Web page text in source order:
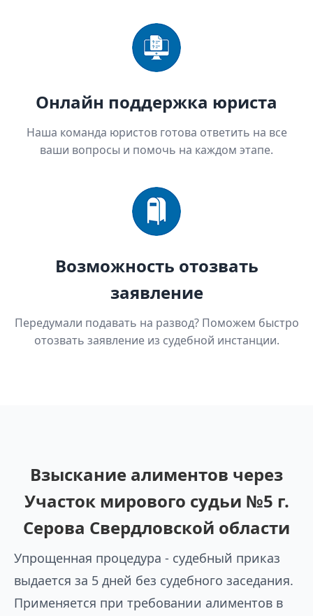
Онлайн поддержка юриста
Наша команда юристов готова ответить на все
ваши вопросы и помочь на каждом этапе.
Возможность отозвать
заявление
Передумали подавать на развод? Поможем быстро
отозвать заявление из судебной инстанции.
Взыскание алиментов через
Участок мирового судьи №5 г.
Серова Свердловской области
Упрощенная процедура - судебный приказ
выдается за 5 дней без судебного заседания.
Применяется при требовании алиментов в